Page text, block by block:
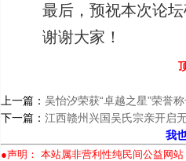
最后，预祝本次论
谢谢大家！
上一篇： 吴怡汐荣获“卓越之星”荣誉
下一篇： 江西赣州兴国吴氏宗亲开启
我
●声明： 本站属非营利性纯民间公益网